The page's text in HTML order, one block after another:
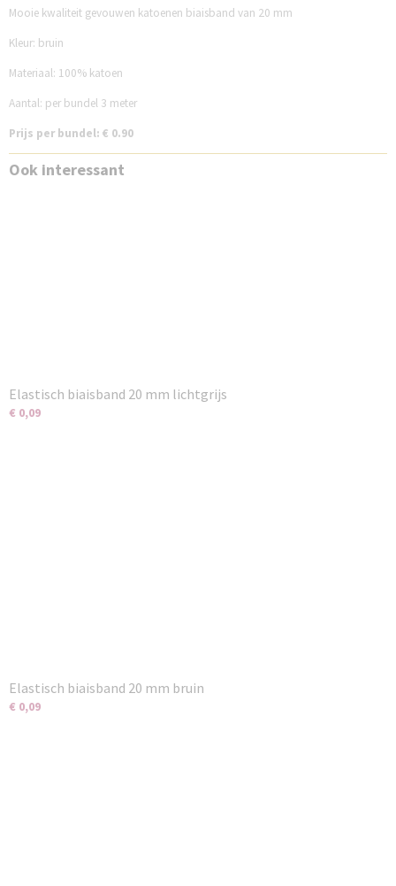
Mooie kwaliteit gevouwen katoenen biaisband van 20 mm
Kleur: bruin
Materiaal: 100% katoen
Aantal: per bundel 3 meter
Prijs per bundel: € 0.90
Ook interessant
Elastisch biaisband 20 mm lichtgrijs
€ 0,09
Elastisch biaisband 20 mm bruin
€ 0,09